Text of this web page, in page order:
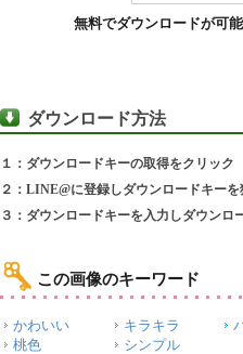
無料でダウンロードが可能
ダウンロード方法
１：ダウンロードキーの取得をクリック
２：LINE@に登録しダウンロードキーを
３：ダウンロードキーを入力しダウンロ
この画像のキーワード
かわいい キラキラ
桃色
シンプル